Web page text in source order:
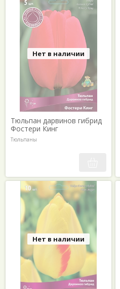
Нет в наличии
Тюльпан дарвинов гибрид
Фостери Кинг
Тюльпаны
Нет в наличии